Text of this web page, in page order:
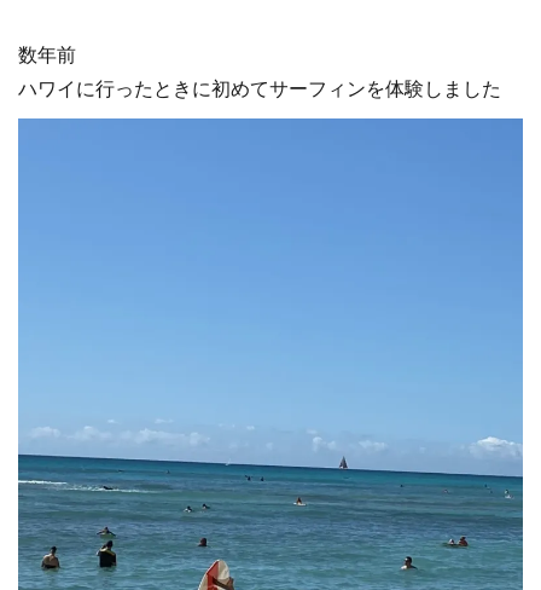
数年前
ハワイに行ったときに初めてサーフィンを体験しました